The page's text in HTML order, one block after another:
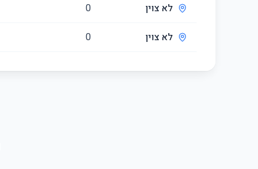
לא צוין 0
לא צוין 0